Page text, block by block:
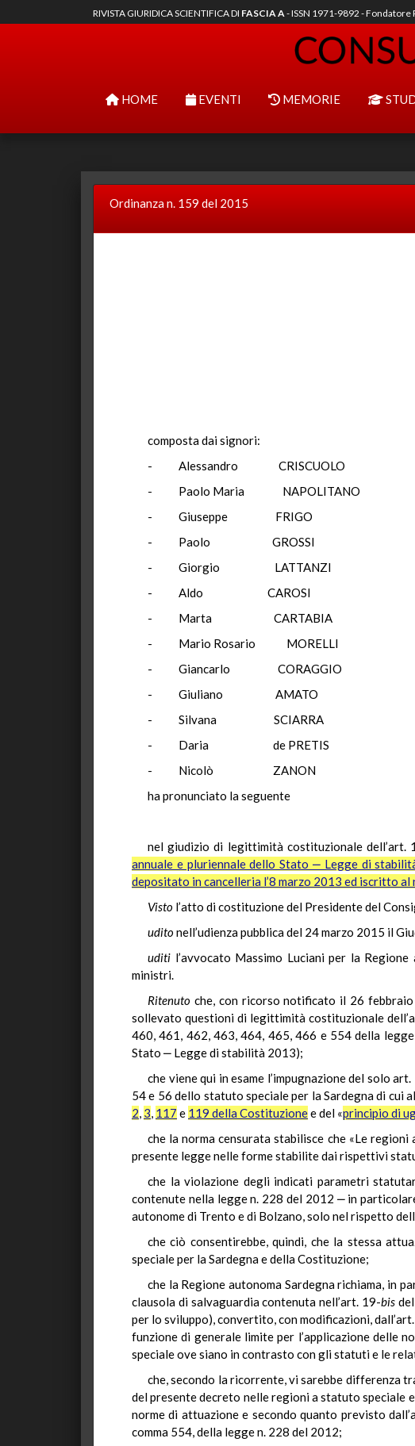
RIVISTA GIURIDICA SCIENTIFICA DI FASCIA A- ISSN 1971-9892 - Fondatore
HOME EVENTI MEMORIE
Ordinanza n. 159 del 2015
composta dai signori:
- Alessandro CRISCUOLO
- Paolo Maria NAPOLITANO
- Giuseppe
- Paolo GROSSI
- Giorgio
- Aldo CAROSI
- Marta
- Mario Rosario
- Giancarlo
- Giuliano
- Silvana
- Daria de
- Nicolò ZANON
ha pronunciato la seguente
nel giudizio di legittimità costituzionale dell’art.
annuale e pluriennale dello Stato ‒ Legge di
depositato in cancelleria l’8 marzo 2013 ed iscritto
Visto l’atto di costituzione del Presidente del
uditonell’udienza pubblica del 24 marzo 2015 il
uditi l’avvocato Massimo Luciani per la
ministri.
Ritenuto che, con ricorso notificato il 26
sollevato questioni di legittimità costituzionale
460, 461, 462, 463, 464, 465, 466 e 554 della
Stato ‒ Legge di stabilità 2013);
che viene qui in esame l’impugnazione del solo
54 e 56 dello statuto speciale per la Sardegna di cui
2, 3, 117 e 119 della Costituzionee del «principio di
che la norma censurata stabilisce che «Le
presente legge nelle forme stabilite dai rispettivi
che la violazione degli indicati parametri
contenute nella legge n. 228 del 2012 ‒ in
autonome di Trento e di Bolzano, solo nel rispetto
che ciò consentirebbe, quindi, che la stessa
speciale per la Sardegna e della Costituzione;
che la Regione autonoma Sardegna richiama, in
clausola di salvaguardia contenuta nell’art. 19-bisdel
per lo sviluppo), convertito, con modificazioni,
funzione di generale limite per l’applicazione delle
speciale ove siano in contrasto con gli statuti e le
che, secondo la ricorrente, vi sarebbe differenza
del presente decreto nelle regioni a statuto speciale
norme di attuazione e secondo quanto previsto
comma 554, della legge n. 228 del 2012;